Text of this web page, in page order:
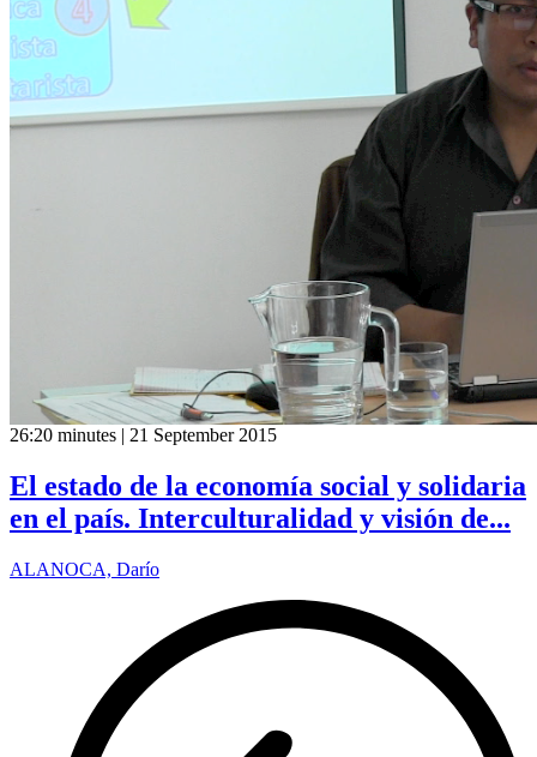
26:20 minutes | 21 September 2015
El estado de la economía social y solidaria
en el país. Interculturalidad y visión de...
ALANOCA, Darío